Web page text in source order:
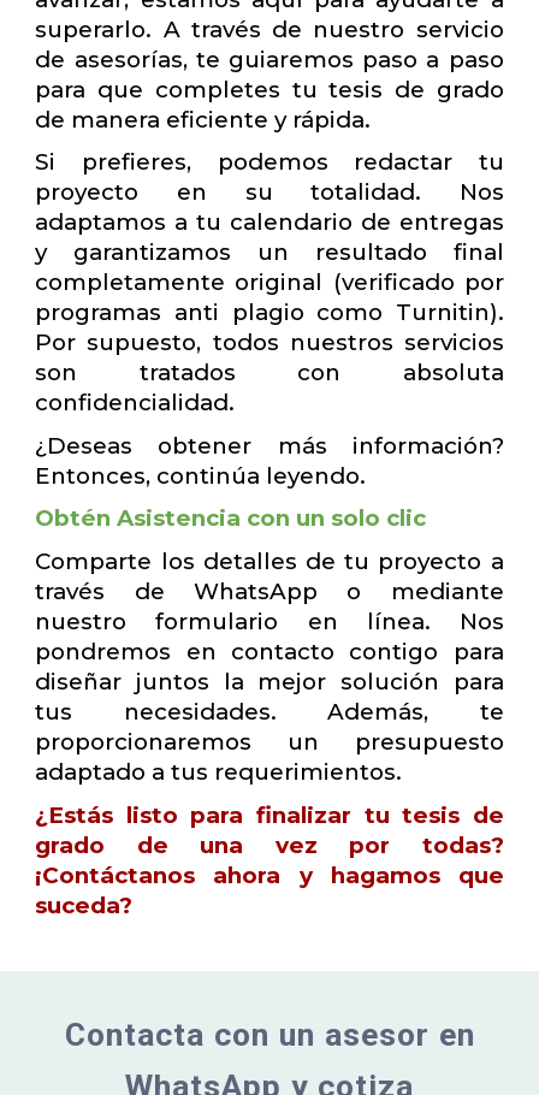
superarlo. A través de nuestro servicio
de asesorías, te guiaremos paso a paso
para que completes tu tesis de grado
de manera eficiente y rápida.
Si prefieres, podemos redactar tu
proyecto en su totalidad. Nos
adaptamos a tu calendario de entregas
y garantizamos un resultado final
completamente original (verificado por
programas anti plagio como Turnitin).
Por supuesto, todos nuestros servicios
son tratados con absoluta
confidencialidad.
¿Deseas obtener más información?
Entonces, continúa leyendo.
Obtén Asistencia con un solo clic
Comparte los detalles de tu proyecto a
través de WhatsApp o mediante
nuestro formulario en línea. Nos
pondremos en contacto contigo para
diseñar juntos la mejor solución para
tus necesidades. Además, te
proporcionaremos un presupuesto
adaptado a tus requerimientos.
¿Estás listo para finalizar tu tesis de
grado de una vez por todas?
¡Contáctanos ahora y hagamos que
suceda?
Contacta con un asesor en
WhatsApp y cotiza